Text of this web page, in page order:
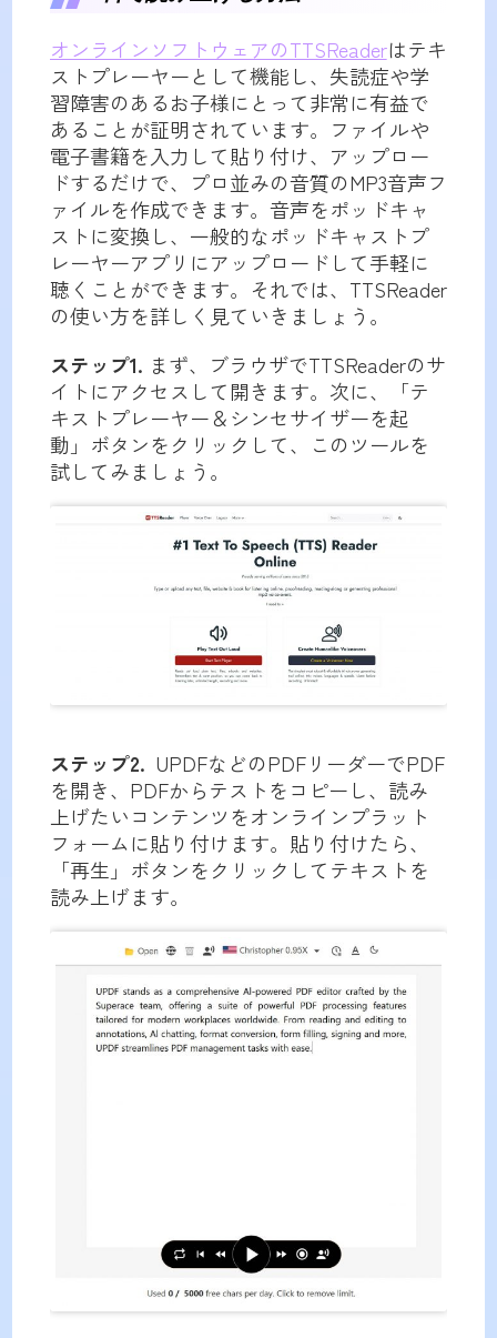
オンラインソフトウェアのTTSReaderはテキ
ストプレーヤーとして機能し、失読症や学
習障害のあるお子様にとって非常に有益で
あることが証明されています。ファイルや
電子書籍を入力して貼り付け、アップロー
ドするだけで、プロ並みの音質のMP3音声フ
ァイルを作成できます。音声をポッドキャ
ストに変換し、一般的なポッドキャストプ
レーヤーアプリにアップロードして手軽に
聴くことができます。それでは、TTSReader
の使い方を詳しく見ていきましょう。
ステップ1. まず、ブラウザでTTSReaderのサ
イトにアクセスして開きます。次に、「テ
キストプレーヤー＆シンセサイザーを起
動」ボタンをクリックして、このツールを
試してみましょう。
ステップ2. UPDFなどのPDFリーダーでPDF
を開き、PDFからテストをコピーし、読み
上げたいコンテンツをオンラインプラット
フォームに貼り付けます。貼り付けたら、
「再生」ボタンをクリックしてテキストを
読み上げます。